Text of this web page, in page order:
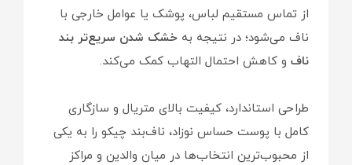
از تماس مستقیم لباس، پوشک یا عوامل خارجی با
ناف می‌شود؛ در نتیجه به خشک شدن سریع‌تر بند
ناف و کاهش احتمال التهاب کمک می‌کند.
طراحی استاندارد، کیفیت بالای متریال و سازگاری
کامل با پوست حساس نوزاد، ناف‌بند چیکو را به یکی
از محبوب‌ترین انتخاب‌ها در میان والدین و مراکز